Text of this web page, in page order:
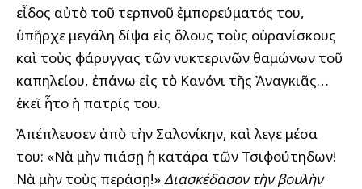
εἶδος αὐτὸ τοῦ τερπνοῦ ἐμπορεύματός του,
ὑπῆρχε μεγάλη δίψα εἰς ὅλους τοὺς οὐρανίσκους
καὶ τοὺς φάρυγγας τῶν νυκτερινῶν θαμώνων τοῦ
καπηλείου, ἐπάνω εἰς τὸ Κανόνι τῆς Ἀναγκιᾶς…
ἐκεῖ ἦτο ἡ πατρίς του.
Ἀπέπλευσεν ἀπὸ τὴν Σαλονίκην, καὶ ἔλεγε μέσα
του: «Νὰ μὴν πιάσῃ ἡ κατάρα τῶν Τσιφούτηδων!
Νὰ μὴν τοὺς περάσῃ!»Διασκέδασον τὴν βουλὴν